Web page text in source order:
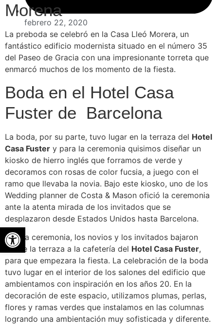
febrero 22, 2020
Morena
La preboda se celebró en la Casa Lleó Morera, un
fantástico edificio modernista situado en el número 35
del Paseo de Gracia con una impresionante torreta que
enmarcó muchos de los momento de la fiesta.
Boda en el Hotel Casa
Fuster de Barcelona
La boda, por su parte, tuvo lugar en la terraza del Hotel
Casa Fuster y para la ceremonia quisimos diseñar un
kiosko de hierro inglés que forramos de verde y
decoramos con rosas de color fucsia, a juego con el
ramo que llevaba la novia. Bajo este kiosko, uno de los
Wedding planner de Costa & Mason ofició la ceremonia
ante la atenta mirada de los invitados que se
desplazaron desde Estados Unidos hasta Barcelona.
Tras la ceremonia, los novios y los invitados bajaron
desde la terraza a la cafetería del Hotel Casa Fuster,
para que empezara la fiesta. La celebración de la boda
tuvo lugar en el interior de los salones del edificio que
ambientamos con inspiración en los años 20. En la
decoración de este espacio, utilizamos plumas, perlas,
flores y ramas verdes que instalamos en las columnas
logrando una ambientación muy sofisticada y diferente.
Abrir barra de herramientas